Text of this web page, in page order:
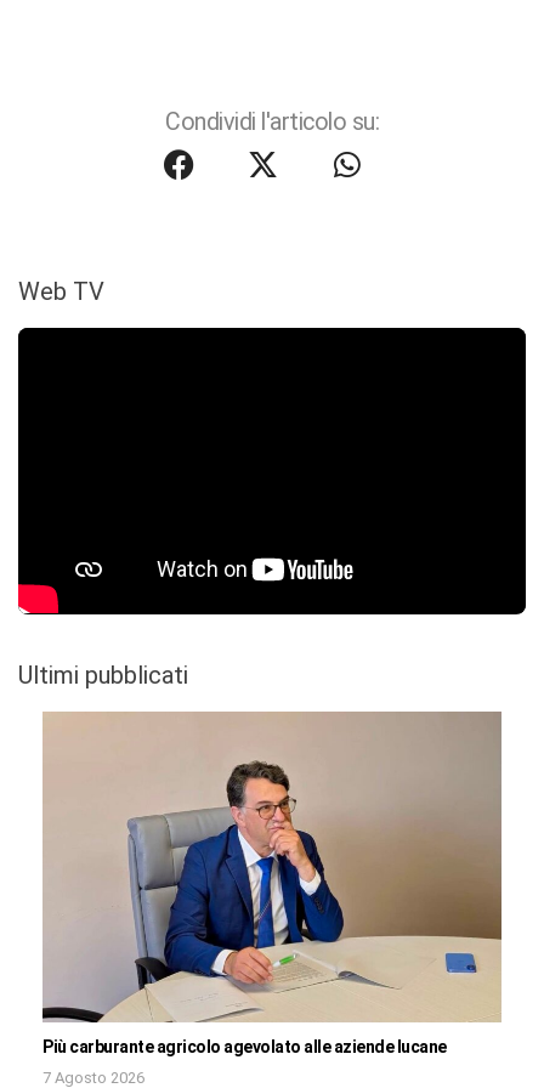
Condividi l'articolo su:
Web TV
Ultimi pubblicati
Più carburante agricolo agevolato alle aziende lucane
7 Agosto 2026